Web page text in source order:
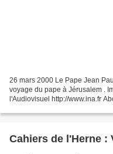
26 mars 2000 Le Pape Jean
voyage du pape à Jérusalem .
l'Audiovisuel http://www.ina.fr
vous...
Cahiers de l'Herne :